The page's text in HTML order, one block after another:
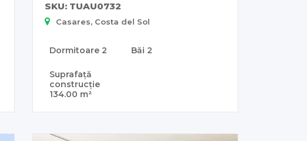
SKU: TUAU0732
Casares, Costa del Sol
Dormitoare 2 Băi 2
Suprafață
construcție
134.00 m²